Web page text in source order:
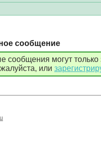
сообщение
сообщения могут только
или